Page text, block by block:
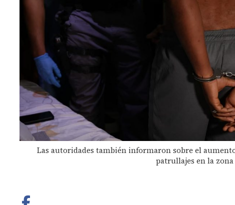
Las autoridades también informaron sobre el
patrullajes en la